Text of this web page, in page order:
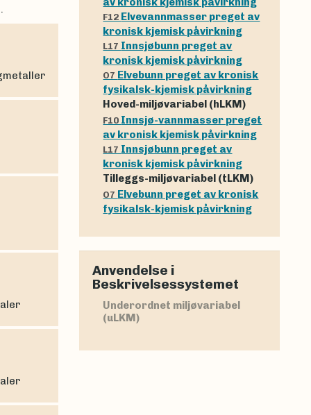
F12 Elvevannmasser preget av
kronisk kjemisk påvirkning
L17 Innsjøbunn preget av
kronisk kjemisk påvirkning
O7 Elvebunn preget av kronisk
fysikalsk-kjemisk påvirkning
Hoved-miljøvariabel (hLKM)
F10 Innsjø-vannmasser preget
av kronisk kjemisk påvirkning
L17 Innsjøbunn preget av
kronisk kjemisk påvirkning
Tilleggs-miljøvariabel (tLKM)
O7 Elvebunn preget av kronisk
fysikalsk-kjemisk påvirkning
Anvendelse i
Beskrivelsessystemet
Underordnet miljøvariabel
(uLKM)